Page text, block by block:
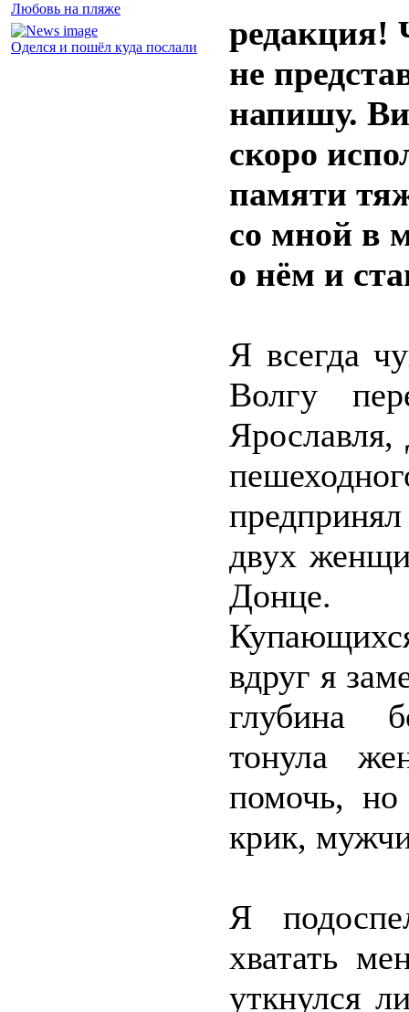
Любовь на пляже
Оделся и пошёл куда послали
редакция!
не
напишу.
скоро
памяти
со мной в
о нём и
Я всегда
Волгу
двух
Донце.
вдруг я
глубина
тонула
помочь,
крик,
Я
хватать
уткнулся